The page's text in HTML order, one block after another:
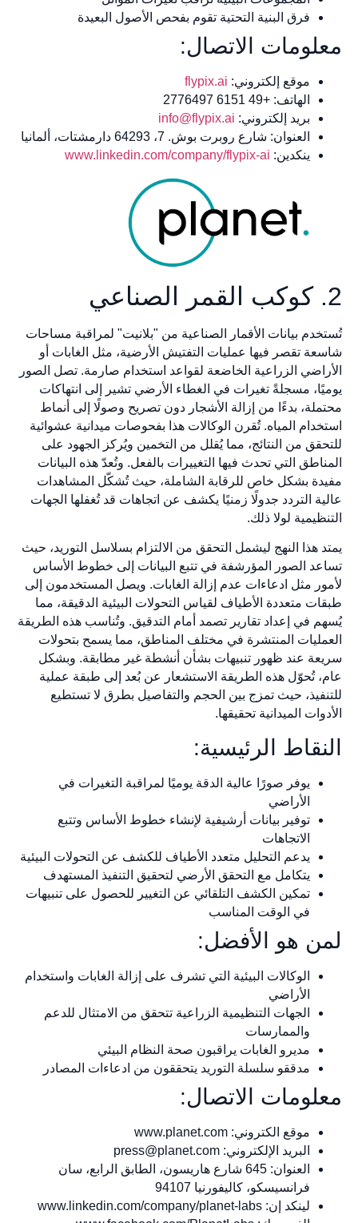
فرق البنية التحتية تقوم بفحص الأصول البعيدة
معلومات الاتصال:
موقع إلكتروني: flypix.ai
الهاتف: +49 6151 2776497
بريد إلكتروني: info@flypix.ai
العنوان: شارع روبرت بوش. 7، 64293 دارمشتات، ألمانيا
ينكدين: www.linkedin.com/company/flypix-ai
2. كوكب القمر الصناعي
تُستخدم بيانات الأقمار الصناعية من "بلانيت" لمراقبة مساحات
شاسعة تقصر فيها عمليات التفتيش الأرضية، مثل الغابات أو
الأراضي الزراعية الخاضعة لقواعد استخدام صارمة. تصل الصور
يوميًا، مسجلةً تغيرات في الغطاء الأرضي تشير إلى انتهاكات
محتملة، بدءًا من إزالة الأشجار دون تصريح وصولًا إلى أنماط
استخدام المياه. تُقرن الوكالات هذا بفحوصات ميدانية عشوائية
للتحقق من النتائج، مما يُقلل من التخمين ويُركز الجهود على
المناطق التي تحدث فيها التغييرات بالفعل. وتُعدّ هذه البيانات
مفيدة بشكل خاص للرقابة الشاملة، حيث تُشكّل المشاهدات
عالية التردد جدولًا زمنيًا يكشف عن اتجاهات قد تُغفلها الجهات
التنظيمية لولا ذلك.
يمتد هذا النهج ليشمل التحقق من الالتزام بسلاسل التوريد، حيث
تساعد الصور المؤرشفة في تتبع البيانات إلى خطوط الأساس
لأمور مثل ادعاءات عدم إزالة الغابات. ويصل المستخدمون إلى
طبقات متعددة الأطياف لقياس التحولات البيئية الدقيقة، مما
يُسهم في إعداد تقارير تصمد أمام التدقيق. وتُناسب هذه الطريقة
العمليات المنتشرة في مختلف المناطق، مما يسمح بتحولات
سريعة عند ظهور تنبيهات بشأن أنشطة غير مطابقة. وبشكل
عام، تُحوّل هذه الطريقة الاستشعار عن بُعد إلى طبقة عملية
للتنفيذ، حيث تمزج بين الحجم والتفاصيل بطرق لا تستطيع
الأدوات الميدانية تحقيقها.
النقاط الرئيسية:
يوفر صورًا عالية الدقة يوميًا لمراقبة التغيرات في
الأراضي
توفير بيانات أرشيفية لإنشاء خطوط الأساس وتتبع
الاتجاهات
يدعم التحليل متعدد الأطياف للكشف عن التحولات البيئية
يتكامل مع التحقق الأرضي لتحقيق التنفيذ المستهدف
تمكين الكشف التلقائي عن التغيير للحصول على تنبيهات
في الوقت المناسب
لمن هو الأفضل:
الوكالات البيئية التي تشرف على إزالة الغابات واستخدام
الأراضي
الجهات التنظيمية الزراعية تتحقق من الامتثال للدعم
والممارسات
مديرو الغابات يراقبون صحة النظام البيئي
مدققو سلسلة التوريد يتحققون من ادعاءات المصادر
معلومات الاتصال:
موقع الكتروني: www.planet.com
البريد الإلكتروني: press@planet.com
العنوان: 645 شارع هاريسون، الطابق الرابع، سان
فرانسيسكو، كاليفورنيا 94107
لينكد إن: www.linkedin.com/company/planet-labs